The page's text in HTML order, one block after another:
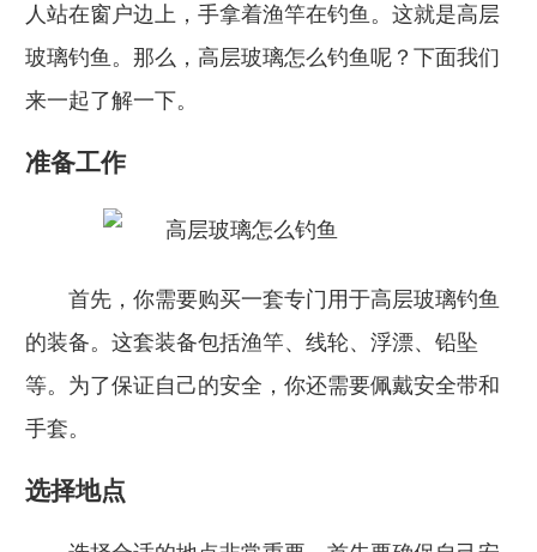
人站在窗户边上，手拿着渔竿在钓鱼。这就是高层
玻璃钓鱼。那么，高层玻璃怎么钓鱼呢？下面我们
来一起了解一下。
准备工作
首先，你需要购买一套专门用于高层玻璃钓鱼
的装备。这套装备包括渔竿、线轮、浮漂、铅坠
等。为了保证自己的安全，你还需要佩戴安全带和
手套。
选择地点